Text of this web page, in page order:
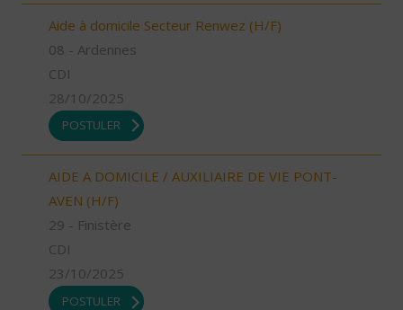
Aide à domicile Secteur Renwez (H/F)
08 - Ardennes
CDI
28/10/2025
POSTULER
AIDE A DOMICILE / AUXILIAIRE DE VIE PONT-
AVEN (H/F)
29 - Finistère
CDI
23/10/2025
POSTULER